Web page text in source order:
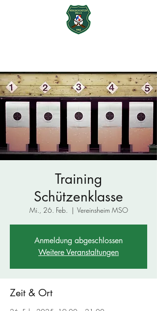
Training
Schützenklasse
Mi., 26. Feb.
  |
Vereinsheim MSO
Anmeldung abgeschlossen
Weitere Veranstaltungen
Zeit & Ort